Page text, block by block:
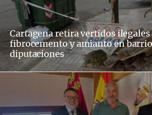
Cartagena retira vertidos ilegales
fibrocemento y amianto en
diputaciones